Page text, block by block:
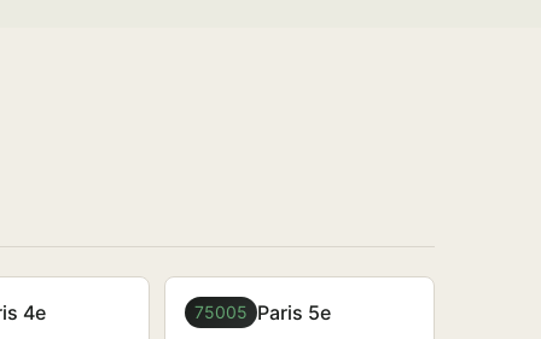
4e 75005 Paris 5e